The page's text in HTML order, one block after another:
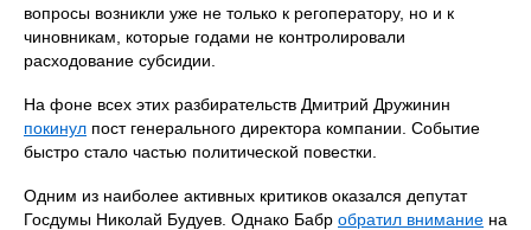
вопросы возникли уже не только к регоператору, но и к
чиновникам, которые годами не контролировали
расходование субсидии.
На фоне всех этих разбирательств Дмитрий Дружинин
покинул пост генерального директора компании. Cобытие
быстро стало частью политической повестки.
Одним из наиболее активных критиков оказался депутат
Госдумы Николай Будуев. Однако Бабр обратил внимание на